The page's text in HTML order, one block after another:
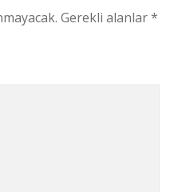
Gerekli alanlar*